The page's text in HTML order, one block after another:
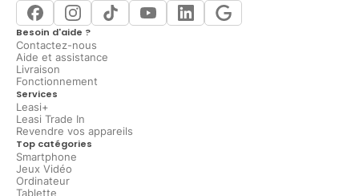
Besoin d'aide ?
Contactez-nous
Aide et assistance
Livraison
Fonctionnement
Services
Leasi+
Leasi Trade In
Revendre vos appareils
Top catégories
Smartphone
Jeux Vidéo
Ordinateur
Tablette